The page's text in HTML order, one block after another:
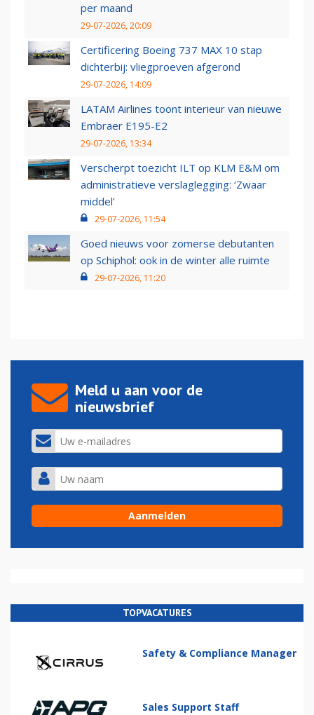
per maand
29-07-2026, 20:09
Certificering Boeing 737 MAX 10 stap
dichterbij: vliegproeven afgerond
29-07-2026, 14:09
LATAM Airlines toont interieur van nieuwe
Embraer E195-E2
29-07-2026, 13:34
Verscherpt toezicht ILT op KLM E&M om
administratieve verslaglegging: ‘Zwaar
middel’
29-07-2026, 11:54
Goed nieuws voor zomerse debutanten
op Schiphol: ook in de winter alle ruimte
29-07-2026, 11:20
Meld u aan voor de
nieuwsbrief
TOPVACATURES
Safety & Compliance Manager
Sales Support Staff